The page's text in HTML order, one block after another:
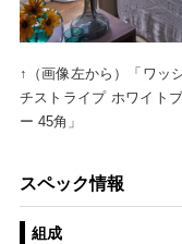
↑（画像左から）「ワッ
チストライプ ホワイト
ー 45角」
スペック情報
組成